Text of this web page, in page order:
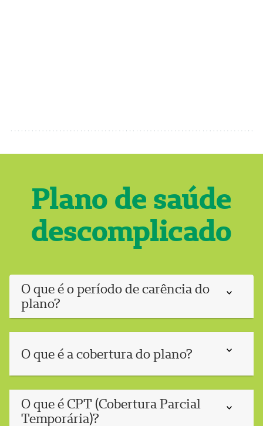
Plano de saúde
descomplicado
O que é o período de carência do
plano?
O que é a cobertura do plano?
O que é CPT (Cobertura Parcial
Temporária)?